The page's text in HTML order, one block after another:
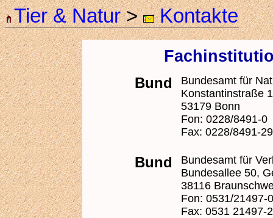
Tier & Natur> Kontakte
Bund
Bundesamt für
Konstantinstraße
53179 Bonn
Fon: 0228/8491-0
Fax: 0228/8491-
Bund
Bundesamt für
Bundesallee 50,
38116
Fon: 0531/21497-0
Fax: 0531 21497-